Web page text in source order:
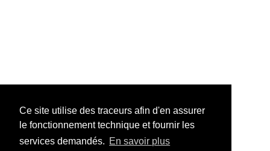
Ce site utilise des traceurs afin d'en assurer
le fonctionnement technique et fournir les
services demandés. En savoir plus